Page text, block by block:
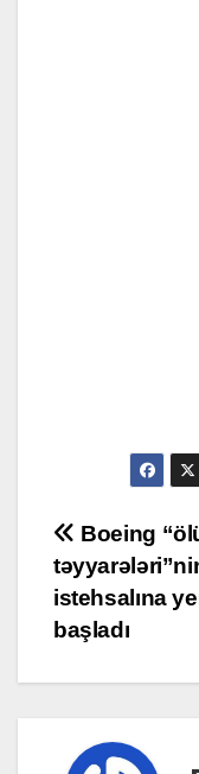
Post
Boeing
istehsalına
başladı